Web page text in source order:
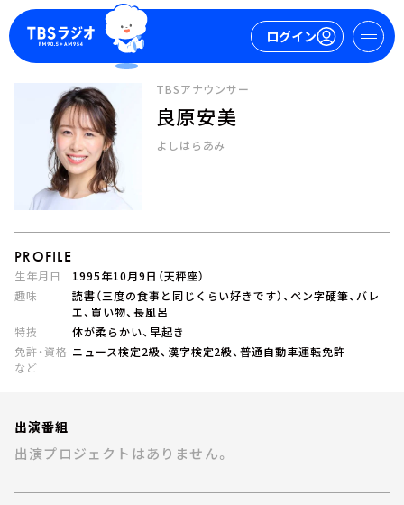
ログイン
マイページ
ログイン
今日の番組表
週間番組表
イベント・グッズ
YouTube
TBSアナウンサー
良原安美
よしはらあみ
PROFILE
生年月日
1995年10月9日（天秤座）
趣味
読書（三度の食事と同じくらい好きです）、ペン字硬筆、バレ
エ、買い物、長風呂
特技
体が柔らかい、早起き
免許・資格
など
ニュース検定2級、漢字検定2級、普通自動車運転免許
出演番組
出演プロジェクトはありません。